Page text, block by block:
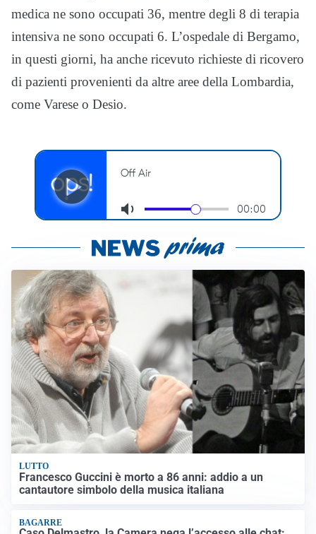
medica ne sono occupati 36, mentre degli 8 di terapia
intensiva ne sono occupati 6. L’ospedale di Bergamo,
in questi giorni, ha anche ricevuto richieste di ricovero
di pazienti provenienti da altre aree della Lombardia,
come Varese o Desio.
LUTTO
Francesco Guccini è morto a 86 anni: addio a un
cantautore simbolo della musica italiana
BAGARRE